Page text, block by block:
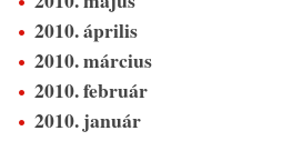
2010. április
2010. március
2010. február
2010. január